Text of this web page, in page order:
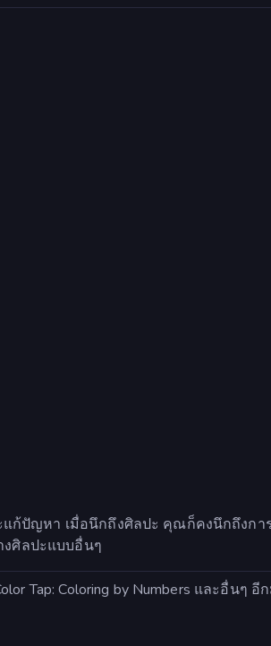
ก้ปัญหา เมื่อนึกถึงศิลปะ คุณก็คงนึกถึงกา
งศิลปะแบบอื่นๆ
Tap: Coloring by Numbers และอื่นๆ